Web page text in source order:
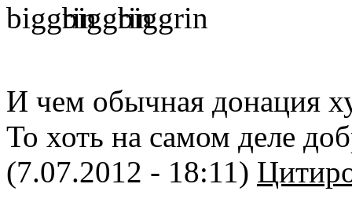
И чем обычная донация
То хоть на самом деле
(7.07.2012 - 18:11)